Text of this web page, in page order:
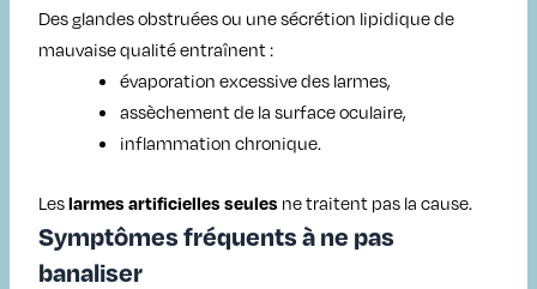
Des glandes obstruées ou une sécrétion lipidique de
mauvaise qualité entraînent :
évaporation excessive des larmes,
assèchement de la surface oculaire,
inflammation chronique.
Leslarmes artificielles seules ne traitent pas la cause.
Symptômes fréquents à ne pas
banaliser